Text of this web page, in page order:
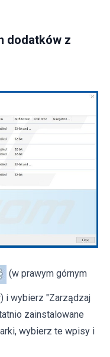
dodatków z
(w prawym górnym
i wybierz "Zarządzaj
zainstalowane
wybierz te wpisy i